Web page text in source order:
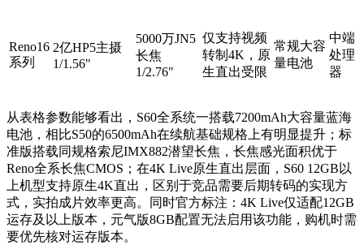
Reno16
系列
2亿HP5主摄
1/1.56"
5000万JN5
长焦
1/2.76"
仅支持视频
转制4K，原
生直出受限
常规大容
量电池
中端
处理
器
从表格参数能够看出，S60全系统一搭载7200mAh大容量蓝海
电池，相比S50的6500mAh在续航基础规格上有明显提升；标
准版搭载同规格索尼IMX882潜望长焦，长焦感光面积优于
Reno全系长焦CMOS；在4K Live原生直出层面，S60 12GB以
上机型支持原生4K直出，区别于竞品需要后期转码的实现方
式，实拍成片效率更高。同时官方标注：4K Live仅适配12GB
运存及以上版本，元气版8GB配置无法启用该功能，购机时需
要优先核对运存版本。